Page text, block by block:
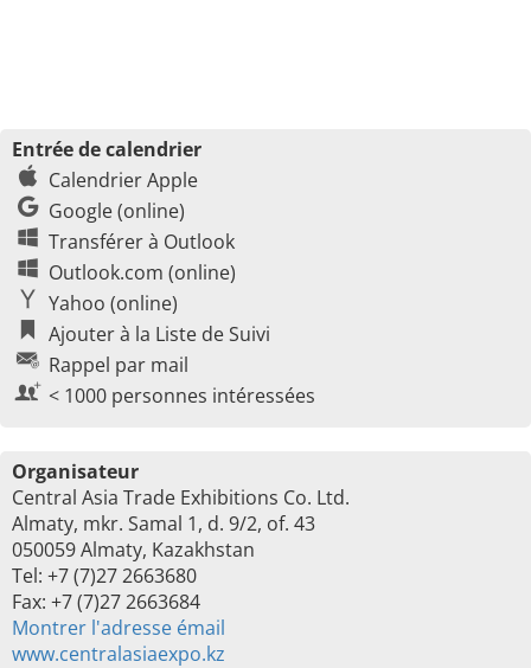
Entrée de calendrier
Calendrier Apple
Google (online)
Transférer à Outlook
Outlook.com (online)
Yahoo (online)
Ajouter à la Liste de Suivi
Rappel par mail
< 1000 personnes intéressées
Organisateur
Central Asia Trade Exhibitions Co. Ltd.
Almaty, mkr. Samal 1, d. 9/2, of. 43
050059 Almaty, Kazakhstan
Tel: +7 (7)27 2663680
Fax: +7 (7)27 2663684
Montrer l'adresse émail
www.centralasiaexpo.kz